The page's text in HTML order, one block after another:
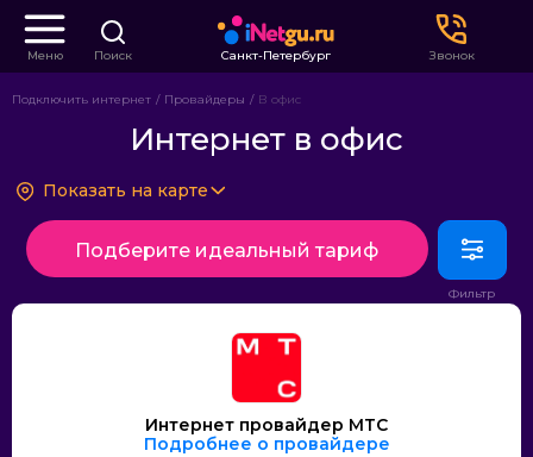
Меню Поиск Санкт-Петербург Звонок
Подключить интернет Провайдеры В офис
Интернет в офис
Показать на карте
Подберите идеальный тариф
Интернет провайдер МТС
Подробнее о провайдере